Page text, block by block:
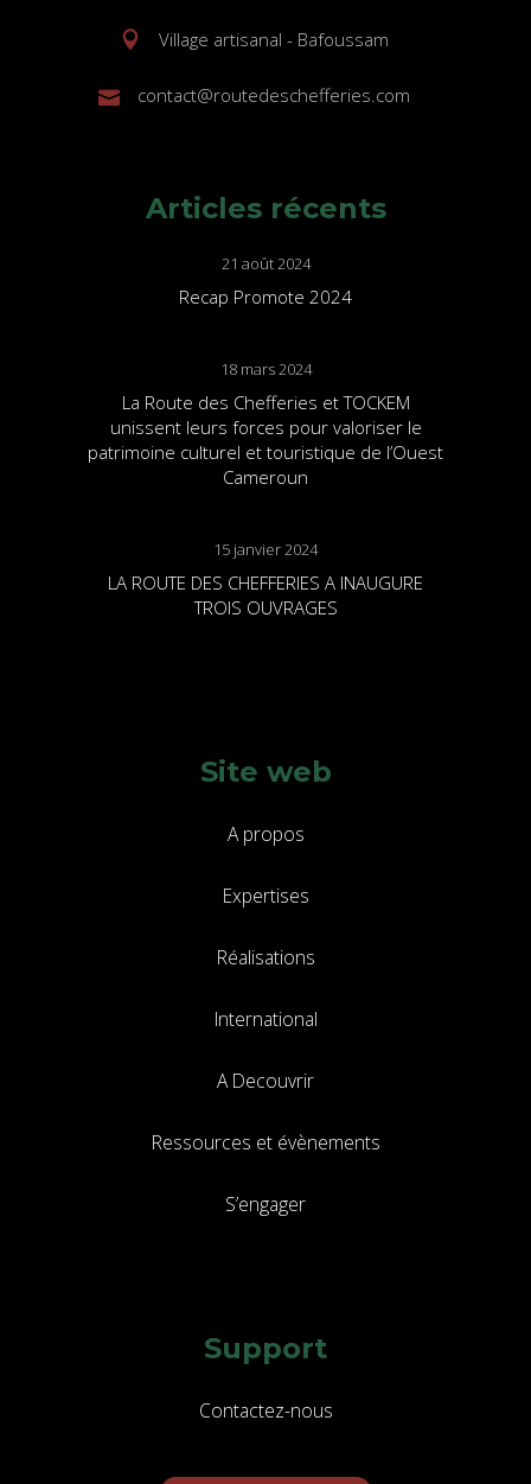
Village artisanal - Bafoussam
contact@routedeschefferies.com
Articles récents
21 août 2024
Recap Promote 2024
18 mars 2024
La Route des Chefferies et TOCKEM
unissent leurs forces pour valoriser le
patrimoine culturel et touristique de l’Ouest
Cameroun
15 janvier 2024
LA ROUTE DES CHEFFERIES A INAUGURE
TROIS OUVRAGES
Site web
A propos
Expertises
Réalisations
International
A Decouvrir
Ressources et évènements
S’engager
Support
Contactez-nous